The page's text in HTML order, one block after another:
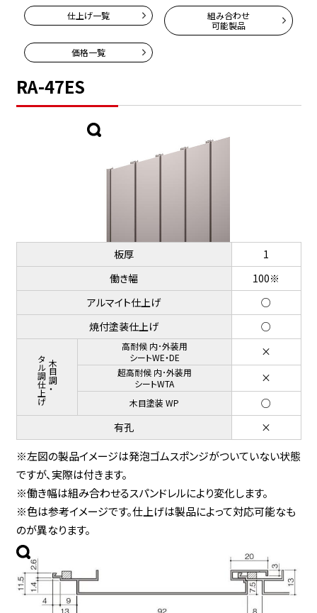
仕上げ一覧
組み合わせ
可能製品
価格一覧
RA-47ES
板厚
1
働き幅
100※
アルマイト仕上げ
○
焼付塗装仕上げ
○
木目調・
メタル調仕上げ
高耐候 内･外装用
シートWE・DE
×
超高耐候 内･外装用
シートWTA
×
木目塗装 WP
○
有孔
×
※左図の製品イメージは発泡ゴムスポンジがついていない状態
ですが、実際は付きます。
※働き幅は組み合わせるスパンドレルにより変化します。
※色は参考イメージです。仕上げは製品によって対応可能なも
のが異なります。